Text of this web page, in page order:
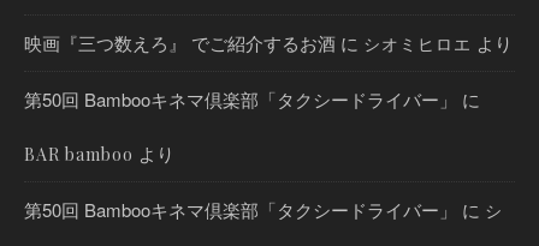
映画『三つ数えろ』 でご紹介するお酒 に シオミヒロエ より
第50回 Bambooキネマ倶楽部「タクシードライバー」 に
BAR bamboo より
第50回 Bambooキネマ倶楽部「タクシードライバー」 に シ